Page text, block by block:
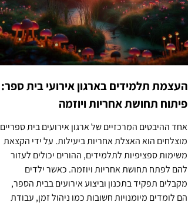
העצמת תלמידים בארגון אירועי בית ספר:
פיתוח תחושת אחריות ויוזמה
אחד ההיבטים המרכזיים של ארגון אירועים בית ספריים
מוצלחים הוא האצלת אחריות ביעילות. על ידי הקצאת
משימות ספציפיות לתלמידים, ההורים יכולים לעזור
להם לפתח תחושת אחריות ויוזמה. כאשר ילדים
מקבלים תפקיד בתכנון וביצוע אירועים בבית הספר,
הם לומדים מיומנויות חשובות כמו ניהול זמן, עבודת